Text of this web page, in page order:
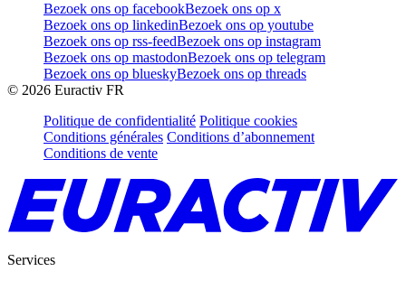
Bezoek ons op facebookBezoek ons op x
Bezoek ons op linkedinBezoek ons op youtube
Bezoek ons op rss-feedBezoek ons op instagram
Bezoek ons op mastodonBezoek ons op telegram
Bezoek ons op blueskyBezoek ons op threads
© 2026 Euractiv FR
Politique de confidentialité Politique cookies
Conditions générales Conditions d’abonnement
Conditions de vente
Services